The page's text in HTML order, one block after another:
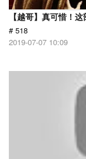
【越哥】真可惜！
# 518
2019-07-07 10:09